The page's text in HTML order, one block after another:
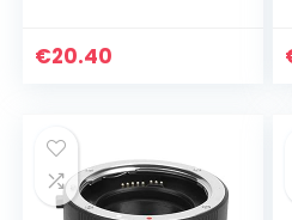
Macro Lens voor
€20.40